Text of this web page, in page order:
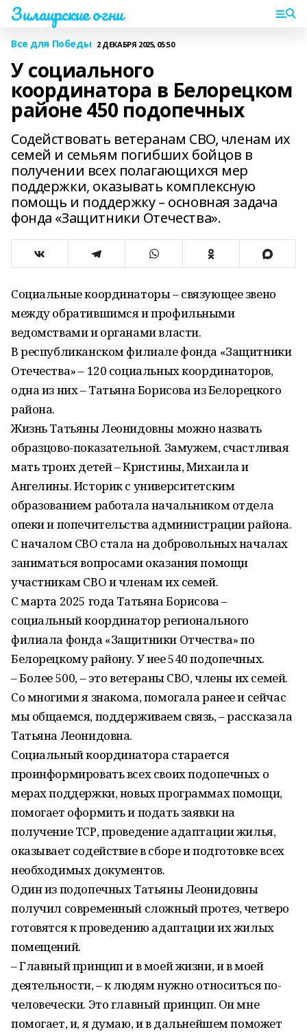
Зилаирские огни
Все для Победы 2 ДЕКАБРЯ 2025, 05:50
У социального
координатора в Белорецком
районе 450 подопечных
Содействовать ветеранам СВО, членам их
семей и семьям погибших бойцов в
получении всех полагающихся мер
поддержки, оказывать комплексную
помощь и поддержку – основная задача
фонда «Защитники Отечества».
Социальные координаторы – связующее звено
между обратившимся и профильными
ведомствами и органами власти.
В республиканском филиале фонда «Защитники
Отечества» – 120 социальных координаторов,
одна из них – Татьяна Борисова из Белорецкого
района.
Жизнь Татьяны Леонидовны можно назвать
образцово-показательной. Замужем, счастливая
мать троих детей – Кристины, Михаила и
Ангелины. Историк с университетским
образованием работала начальником отдела
опеки и попечительства администрации района.
С началом СВО стала на добровольных началах
заниматься вопросами оказания помощи
участникам СВО и членам их семей.
С марта 2025 года Татьяна Борисова –
социальный координатор регионального
филиала фонда «Защитники Отчества» по
Белорецкому району. У нее 540 подопечных.
– Более 500, – это ветераны СВО, члены их семей.
Со многими я знакома, помогала ранее и сейчас
мы общаемся, поддерживаем связь, – рассказала
Татьяна Леонидовна.
Социальный координатора старается
проинформировать всех своих подопечных о
мерах поддержки, новых программах помощи,
помогает оформить и подать заявки на
получение ТСР, проведение адаптации жилья,
оказывает содействие в сборе и подготовке всех
необходимых документов.
Один из подопечных Татьяны Леонидовны
получил современный сложный протез, четверо
готовятся к проведению адаптации их жилых
помещений.
– Главный принцип и в моей жизни, и в моей
деятельности, – к людям нужно относиться по-
человечески. Это главный принцип. Он мне
помогает, и, я думаю, и в дальнейшем поможет